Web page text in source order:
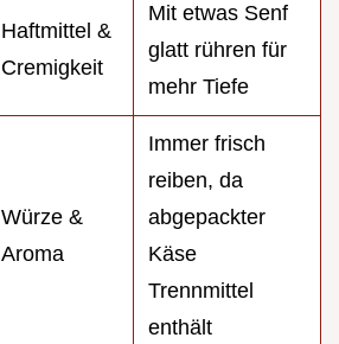
Haftmittel &
Cremigkeit
Mit etwas Senf
glatt rühren für
mehr Tiefe
Würze &
Aroma
Immer frisch
reiben, da
abgepackter
Käse
Trennmittel
enthält